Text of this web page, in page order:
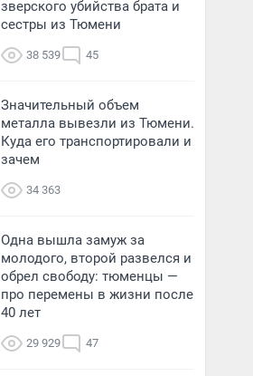
зверского убийства брата и
сестры из Тюмени
38 539 45
Значительный объем
металла вывезли из Тюмени.
Куда его транспортировали и
зачем
34 363
Одна вышла замуж за
молодого, второй развелся и
обрел свободу: тюменцы —
про перемены в жизни после
40 лет
29 929 47